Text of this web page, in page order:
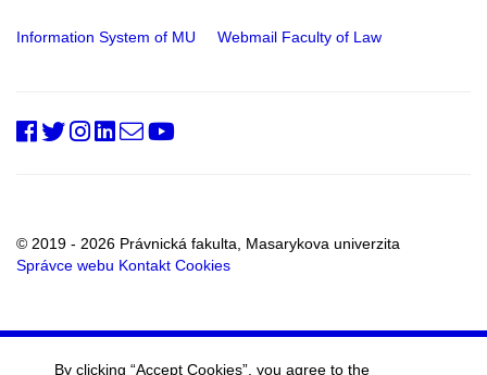
Information System of MU Webmail Faculty of Law
© 2019 - 2026 Právnická fakulta, Masarykova univerzita
Správce webu Kontakt Cookies
PrfMUni
@PrF_MU
@muni_prf
prfmuni
Office
Marketing
YouTube
By clicking “Accept Cookies”, you agree to the